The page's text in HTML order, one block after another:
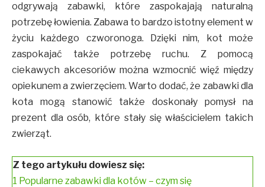
odgrywają zabawki, które zaspokajają naturalną
potrzebę łowienia. Zabawa to bardzo istotny element w
życiu każdego czworonoga. Dzięki nim, kot może
zaspokajać także potrzebę ruchu. Z pomocą
ciekawych akcesoriów można wzmocnić więź między
opiekunem a zwierzęciem. Warto dodać, że zabawki dla
kota mogą stanowić także doskonały pomysł na
prezent dla osób, które stały się właścicielem takich
zwierząt.
Z tego artykułu dowiesz się:
1 Popularne zabawki dla kotów – czym się